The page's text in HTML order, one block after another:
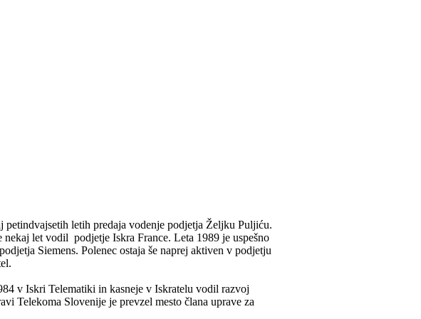
letih predaja vodenje podjetja Željku Puljiću.
let vodil podjetje Iskra France. Leta 1989 je uspešno
Siemens. Polenec ostaja še naprej aktiven v podjetju
v Iskri Telematiki in kasneje v Iskratelu vodil razvoj
Telekoma Slovenije je prevzel mesto člana uprave za